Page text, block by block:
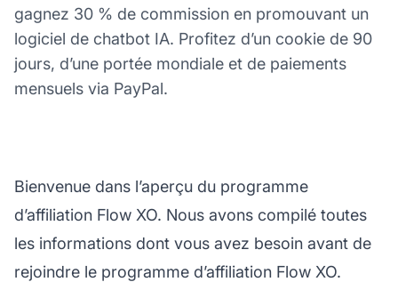
gagnez 30 % de commission en promouvant un
logiciel de chatbot IA. Profitez d’un cookie de 90
jours, d’une portée mondiale et de paiements
mensuels via PayPal.
Bienvenue dans l’aperçu du programme
d’affiliation Flow XO. Nous avons compilé toutes
les informations dont vous avez besoin avant de
rejoindre le programme d’affiliation Flow XO.